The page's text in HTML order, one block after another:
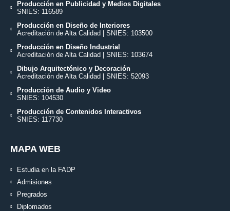
Producción en Publicidad y Medios Digitales
SNIES: 116589
Producción en Diseño de Interiores
Acreditación de Alta Calidad | SNIES: 103500
Producción en Diseño Industrial
Acreditación de Alta Calidad | SNIES: 103674
Dibujo Arquitectónico y Decoración
Acreditación de Alta Calidad | SNIES: 52093
Producción de Audio y Video
SNIES: 104530
Producción de Contenidos Interactivos
SNIES: 117730
MAPA WEB
Estudia en la FADP
Admisiones
Pregrados
Diplomados